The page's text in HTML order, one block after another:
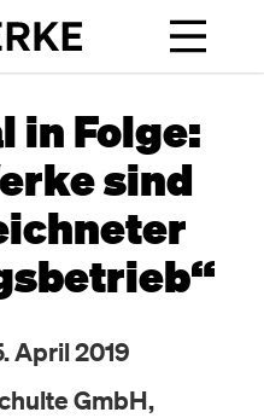
in Folge:
sind
April 2019
GmbH,